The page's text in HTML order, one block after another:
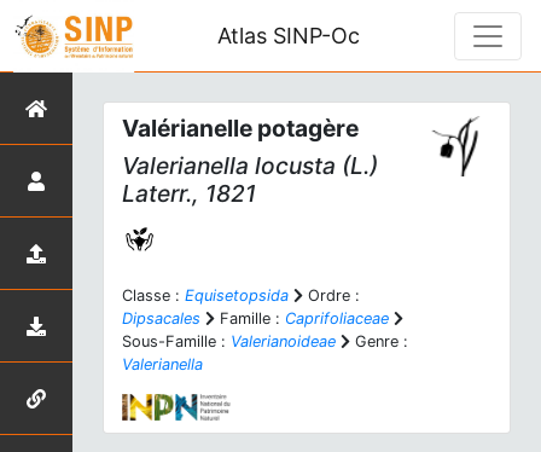
Atlas SINP-Oc
Valérianelle potagère
Valerianella locusta (L.)
Laterr., 1821
Classe : Equisetopsida
Ordre :
Dipsacales
Famille : Caprifoliaceae
Sous-Famille : Valerianoideae
Genre :
Valerianella